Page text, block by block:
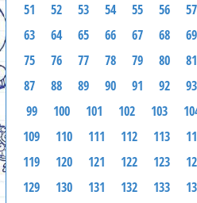
51
52 53 54 55 56 57
63
64 65 66 67 68 69
75
76 77 78 79 80 81
87
88 89 90 91 92 93
99
100 101 102 103
109
110 111 112 113
119
120 121 122 123
129
130 131 132 133